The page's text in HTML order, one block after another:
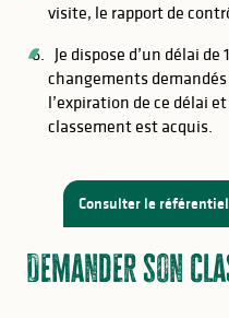
visite, le rapport de
Je dispose d’un délai
changements
l’expiration de ce délai
classement est acquis.
Consulter le
Demander son